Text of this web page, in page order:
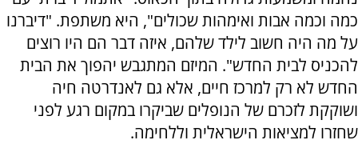
כמה וכמה אבות ואימהות שכולים", היא משתפת. "דיברנו
על מה היה חשוב לילד שלהם, איזה דבר הם היו רוצים
להכניס לבית החדש". המיזם המתגבש יהפוך את הבית
החדש לא רק למרכז חיים, אלא גם לאנדרטה חיה
ושוקקת לזכרם של הנופלים שביקרו במקום רגע לפני
שחזרו למציאות הישראלית וללחימה.